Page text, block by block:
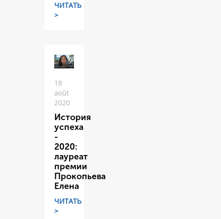
ЧИТАТЬ
>
18
août
2020
История
успеха
-
2020:
лауреат
премии
Прокопьева
Елена
ЧИТАТЬ
>